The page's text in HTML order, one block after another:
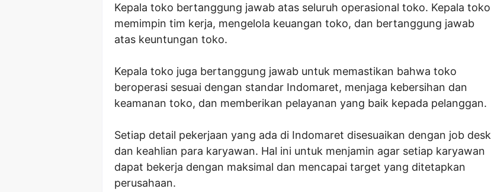
Kepala toko bertanggung jawab atas seluruh operasional toko. Kepala toko
memimpin tim kerja, mengelola keuangan toko, dan bertanggung jawab
atas keuntungan toko.
Kepala toko juga bertanggung jawab untuk memastikan bahwa toko
beroperasi sesuai dengan standar Indomaret, menjaga kebersihan dan
keamanan toko, dan memberikan pelayanan yang baik kepada pelanggan.
Setiap detail pekerjaan yang ada di Indomaret disesuaikan dengan job desk
dan keahlian para karyawan. Hal ini untuk menjamin agar setiap karyawan
dapat bekerja dengan maksimal dan mencapai target yang ditetapkan
perusahaan.